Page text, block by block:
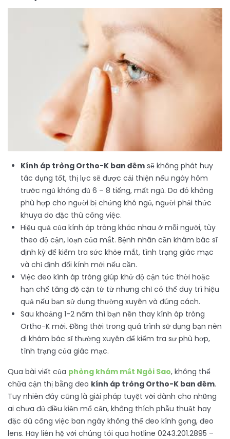
Kính áp tròng Ortho-K ban đêm sẽ không phát huy
tác dụng tốt, thị lực sẽ được cải thiện nếu ngày hôm
trước ngủ không đủ 6 – 8 tiếng, mất ngủ. Do đó không
phù hợp cho người bị chứng khó ngủ, người phải thức
khuya do đặc thù công việc.
Hiệu quả của kính áp tròng khác nhau ở mỗi người, tùy
theo độ cận, loạn của mắt. Bệnh nhân cần khám bác sĩ
định kỳ để kiểm tra sức khỏe mắt, tình trạng giác mạc
và chỉ định đổi kính mới nếu cần.
Việc đeo kính áp tròng giúp khử độ cận tức thời hoặc
hạn chế tăng độ cận từ từ nhưng chỉ có thể duy trì hiệu
quả nếu bạn sử dụng thường xuyên và đúng cách.
Sau khoảng 1-2 năm thì bạn nên thay kính áp tròng
Ortho-K mới. Đồng thời trong quá trình sử dụng bạn nên
đi khám bác sĩ thường xuyên để kiểm tra sự phù hợp,
tình trạng của giác mạc.
Qua bài viết của phòng khám mắt Ngôi Sao, không thể
chữa cận thị bằng đeo kính áp tròng Ortho-K ban đêm.
Tuy nhiên đây cũng là giải pháp tuyệt vời dành cho những
ai chưa đủ điều kiện mổ cận, không thích phẫu thuật hay
đặc dù công việc ban ngày không thể đeo kính gọng, đeo
lens. Hãy liên hệ với chúng tôi qua hotline 0243.201.2895 –